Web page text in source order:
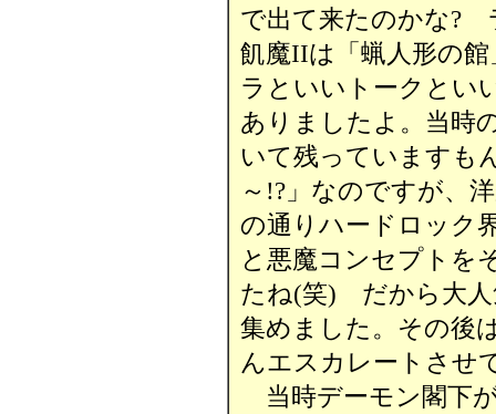
で出て来たのかな?
飢魔IIは「蝋人形の
ラといいトークとい
ありましたよ。当時
いて残っていますも
～!?」なのですが、
の通りハードロック
と悪魔コンセプトを
たね(笑) だから大人
集めました。その後
んエスカレートさせ
当時デーモン閣下